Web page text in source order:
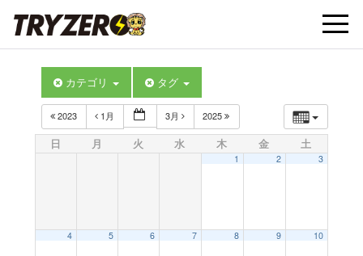
t
カテゴリ タグ
2023 1月 3月 2025
日 月 火 水 木 金 土
1 2 3
4 5 6 7 8 9 10